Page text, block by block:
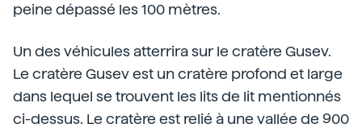
peine dépassé les 100 mètres.
Un des véhicules atterrira sur le cratère Gusev.
Le cratère Gusev est un cratère profond et large
dans lequel se trouvent les lits de lit mentionnés
ci-dessus. Le cratère est relié à une vallée de 900